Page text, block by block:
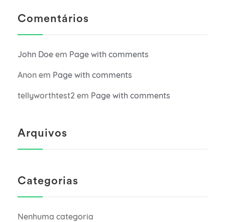
Comentários
John Doe em Page with comments
Anon em Page with comments
tellyworthtest2 em Page with comments
Arquivos
Categorias
Nenhuma categoria